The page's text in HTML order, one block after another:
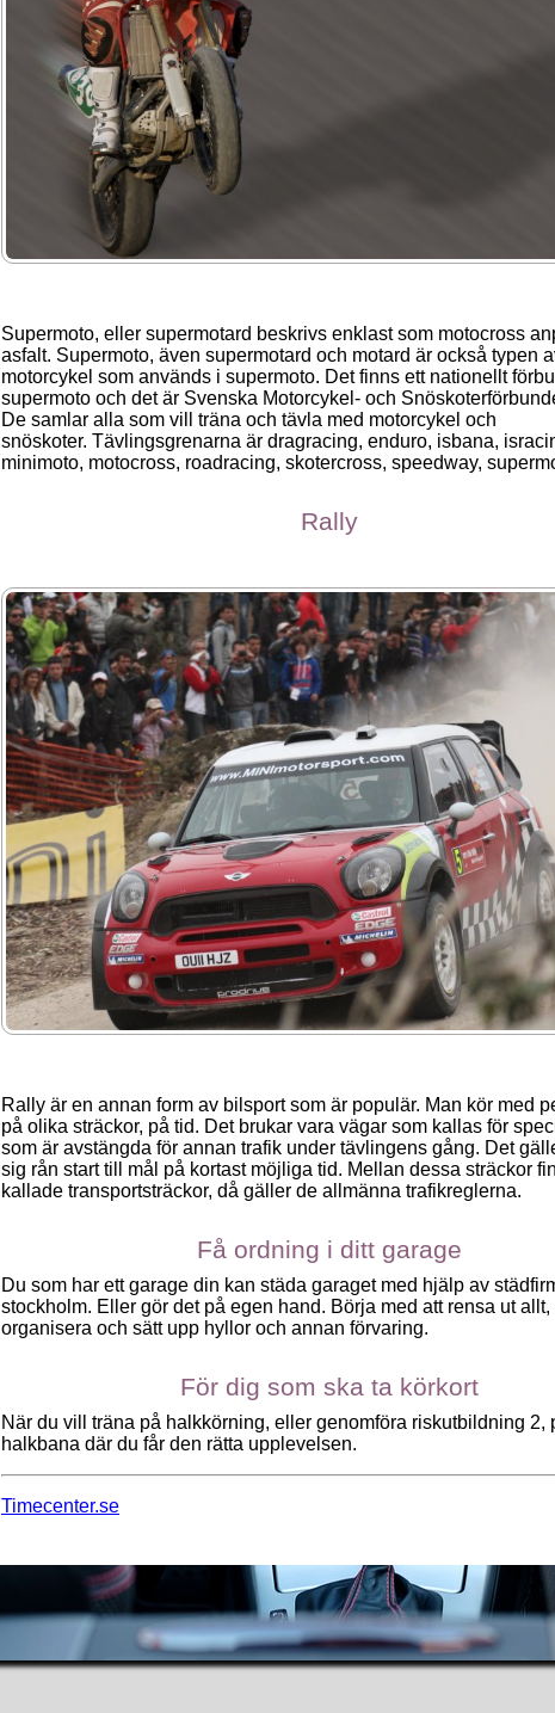
Supermoto, eller supermotard beskrivs enklast som motocross
asfalt. Supermoto, även supermotard och motard är också typen
motorcykel som används i supermoto. Det finns ett nationellt
supermoto och det är Svenska Motorcykel- och
De samlar alla som vill träna och tävla med motorcykel och
snöskoter. Tävlingsgrenarna är dragracing, enduro, isbana,
minimoto, motocross, roadracing, skotercross, speedway,
Rally
Rally är en annan form av bilsport som är populär. Man kör med
på olika sträckor, på tid. Det brukar vara vägar som kallas för
som är avstängda för annan trafik under tävlingens gång. Det
sig rån start till mål på kortast möjliga tid. Mellan dessa sträckor
kallade transportsträckor, då gäller de allmänna trafikreglerna.
Få ordning i ditt garage
Du som har ett garage din kan städa garaget med hjälp av
stockholm. Eller gör det på egen hand. Börja med att rensa ut allt,
organisera och sätt upp hyllor och annan förvaring.
För dig som ska ta körkort
När du vill träna på halkkörning, eller genomföra riskutbildning 2,
halkbana där du får den rätta upplevelsen.
Timecenter.se